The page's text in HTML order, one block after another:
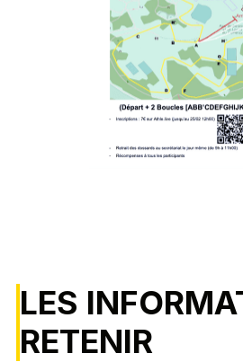
LES
RETENIR